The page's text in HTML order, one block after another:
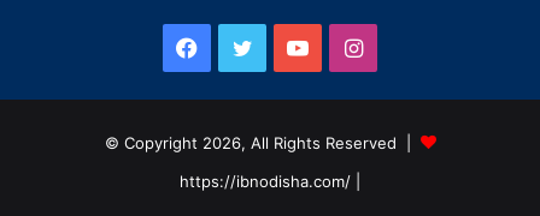
Facebook
TwitterYouTubeInstagram
© Copyright 2026, All Rights Reserved |
https://ibnodisha.com/